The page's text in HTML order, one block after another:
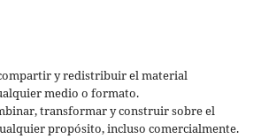
y redistribuir el material
medio o formato.
transformar y construir sobre el
propósito, incluso comercialmente.